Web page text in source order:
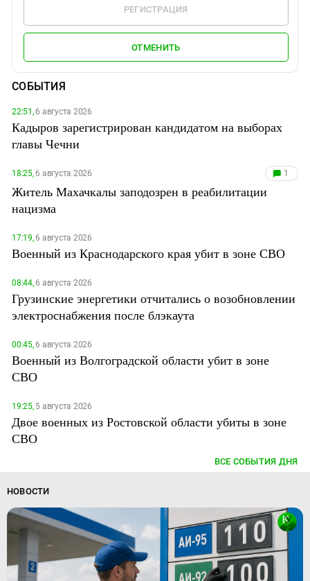
РЕГИСТРАЦИЯ
ОТМЕНИТЬ
СОБЫТИЯ
22:51,6 августа 2026
Кадыров зарегистрирован кандидатом на выборах
главы Чечни
18:25,6 августа 2026 1
Житель Махачкалы заподозрен в реабилитации
нацизма
17:19,6 августа 2026
Военный из Краснодарского края убит в зоне СВО
08:44,6 августа 2026
Грузинские энергетики отчитались о возобновлении
электроснабжения после блэкаута
00:45,6 августа 2026
Военный из Волгоградской области убит в зоне
СВО
19:25,5 августа 2026
Двое военных из Ростовской области убиты в зоне
СВО
ВСЕ СОБЫТИЯ ДНЯ
НОВОСТИ